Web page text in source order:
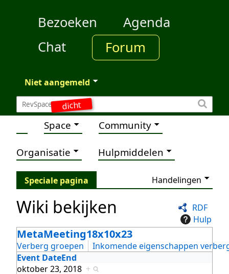
dicht
Bezoeken
Agenda
Chat
Forum
Niet aangemeld
Space Community
Organisatie Hulpmiddelen
Speciale pagina Handelingen
RDF
Hulp
Wiki bekijken
MetaMeeting18x10x23
Verberg groepen
Inkomende eigenschappen
Event DateEnd
oktober 23, 2018 +